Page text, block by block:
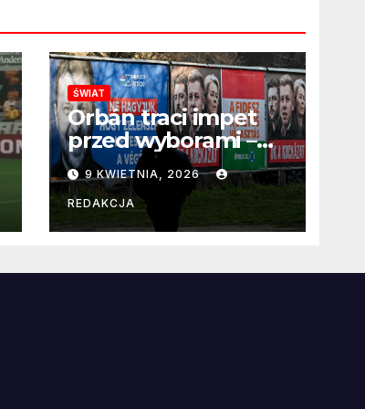
ŚWIAT
Orbán traci impet
przed wyborami –
węgierska
propaganda
przestaje
przekonywać
9 KWIETNIA, 2026
REDAKCJA